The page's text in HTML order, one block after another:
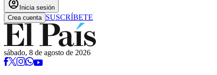
account_circle Inicia sesión
Crea cuenta SUSCRÍBETE
sábado, 8 de agosto de 2026